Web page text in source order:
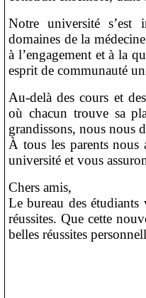
Notre université s’est
domaines de la
à l’engagement et à la
esprit de communauté
Au-delà des cours et
où chacun trouve sa
grandissons, nous nous
À tous les parents nous
université et vous
Chers amis,
Le bureau des étudiants
réussites. Que cette
belles réussites